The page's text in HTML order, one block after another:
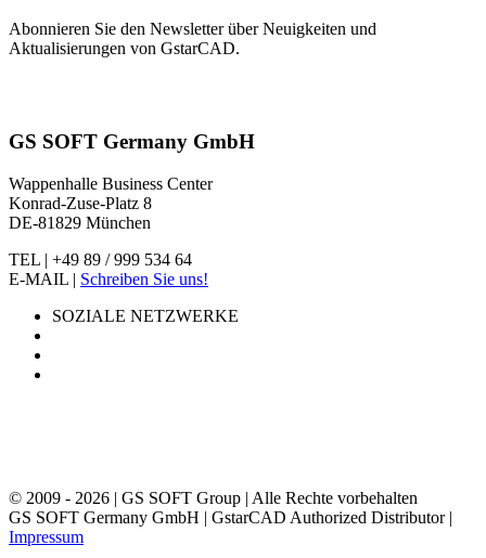
Abonnieren Sie den Newsletter über Neuigkeiten und
Aktualisierungen von GstarCAD.
GS SOFT Germany GmbH
Wappenhalle Business Center
Konrad-Zuse-Platz 8
DE-81829 München
TEL | +49 89 / 999 534 64
E-MAIL | Schreiben Sie uns!
SOZIALE NETZWERKE
© 2009 - 2026 | GS SOFT Group | Alle Rechte vorbehalten
GS SOFT Germany GmbH | GstarCAD Authorized Distributor |
Impressum